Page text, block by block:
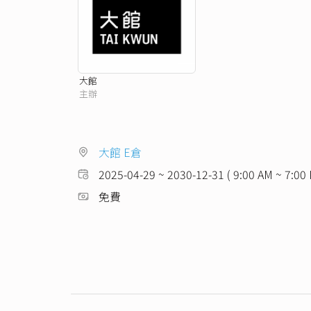
大館
主辦
大館 E倉
2025-04-29 ~ 2030-12-31 ( 9:00 AM ~ 7:00
免費